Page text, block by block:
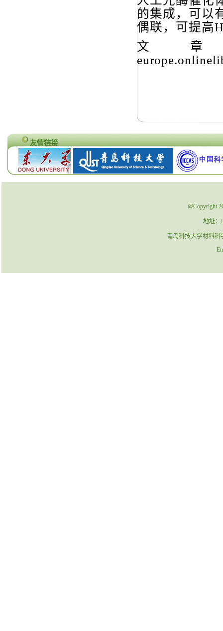
的集成，可以
偶联，可提高
文章
友情链接
@Copyright
地址：
青岛科技大学材料科